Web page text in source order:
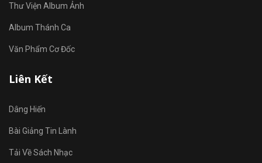
Thư Viện Album Ảnh
Album Thánh Ca
Văn Phẩm Cơ Đốc
Liên Kết
Dâng Hiến
Bài Giảng Tin Lành
Tải Về Sách Nhạc